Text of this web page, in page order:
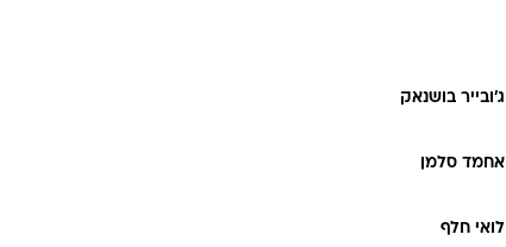
ג'ובייר בושנאק
אחמד סלמן
לואי חלף